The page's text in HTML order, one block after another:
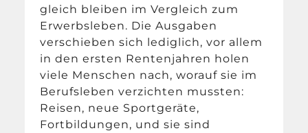
gleich bleiben im Vergleich zum
Erwerbsleben. Die Ausgaben
verschieben sich lediglich, vor allem
in den ersten Rentenjahren holen
viele Menschen nach, worauf sie im
Berufsleben verzichten mussten:
Reisen, neue Sportgeräte,
Fortbildungen, und sie sind